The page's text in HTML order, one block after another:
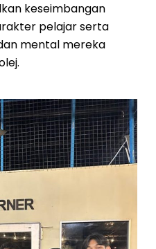
keseimbangan
pelajar serta
mental mereka